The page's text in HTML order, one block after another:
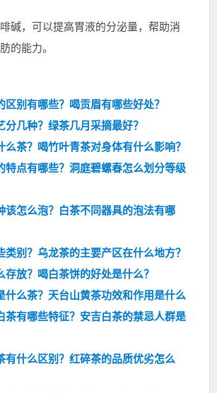
碱，可以提高胃液的分泌量，帮助消
的能力。
区别有哪些？喝贡眉有哪些好处？
分几种？绿茶几月采摘最好？
么茶？喝竹叶青茶对身体有什么影响？
特点有哪些？洞庭碧螺春怎么划分等级
该怎么泡？白茶不同器具的泡法有哪
类别？乌龙茶的主要产区在什么地方？
存放？喝白茶饼的好处是什么？
什么茶？天台山黄茶功效和作用是什么
茶有哪些特征？安吉白茶的禁忌人群是
有什么区别？红碎茶的品质优劣怎么